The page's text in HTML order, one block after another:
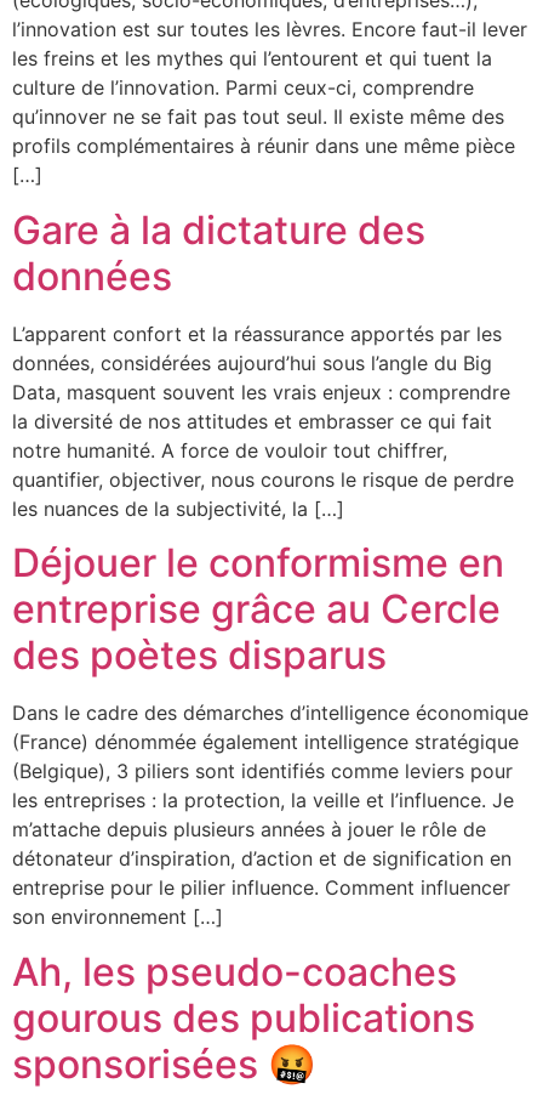
l’innovation est sur toutes les lèvres. Encore faut-il lever
les freins et les mythes qui l’entourent et qui tuent la
culture de l’innovation. Parmi ceux-ci, comprendre
qu’innover ne se fait pas tout seul. Il existe même des
profils complémentaires à réunir dans une même pièce
[…]
Gare à la dictature des
données
L’apparent confort et la réassurance apportés par les
données, considérées aujourd’hui sous l’angle du Big
Data, masquent souvent les vrais enjeux : comprendre
la diversité de nos attitudes et embrasser ce qui fait
notre humanité. A force de vouloir tout chiffrer,
quantifier, objectiver, nous courons le risque de perdre
les nuances de la subjectivité, la […]
Déjouer le conformisme en
entreprise grâce au Cercle
des poètes disparus
Dans le cadre des démarches d’intelligence économique
(France) dénommée également intelligence stratégique
(Belgique), 3 piliers sont identifiés comme leviers pour
les entreprises : la protection, la veille et l’influence. Je
m’attache depuis plusieurs années à jouer le rôle de
détonateur d’inspiration, d’action et de signification en
entreprise pour le pilier influence. Comment influencer
son environnement […]
Ah, les pseudo-coaches
gourous des publications
sponsorisées 🤬